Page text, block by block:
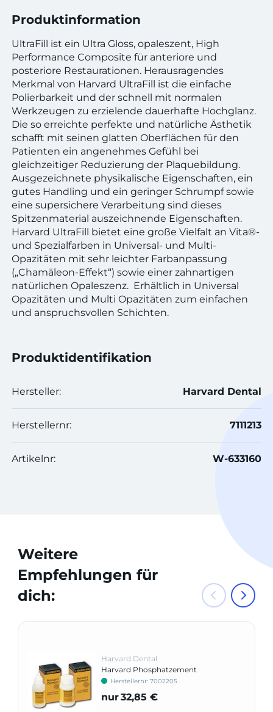
Produktinformation
UltraFill ist ein Ultra Gloss, opaleszent, High
Performance Composite für anteriore und
posteriore Restaurationen. Herausragendes
Merkmal von Harvard UltraFill ist die einfache
Polierbarkeit und der schnell mit normalen
Werkzeugen zu erzielende dauerhafte Hochglanz.
Die so erreichte perfekte und natürliche Ästhetik
schafft mit seinen glatten Oberflächen für den
Patienten ein angenehmes Gefühl bei
gleichzeitiger Reduzierung der Plaquebildung.
Ausgezeichnete physikalische Eigenschaften, ein
gutes Handling und ein geringer Schrumpf sowie
eine supersichere Verarbeitung sind dieses
Spitzenmaterial auszeichnende Eigenschaften.
Harvard UltraFill bietet eine große Vielfalt an Vita®-
und Spezialfarben in Universal- und Multi-
Opazitäten mit sehr leichter Farbanpassung
(„Chamäleon-Effekt“) sowie einer zahnartigen
natürlichen Opaleszenz. Erhältlich in Universal
Opazitäten und Multi Opazitäten zum einfachen
und anspruchsvollen Schichten.
Produktidentifikation
Hersteller: Harvard Dental
Herstellernr: 7111213
Artikelnr: W-633160
Weitere
Empfehlungen für
dich:
Harvard Dental
Harvard Phosphatzement
normalhärtend - Pulver
Herstellernr: 7002205
nur32,85 €